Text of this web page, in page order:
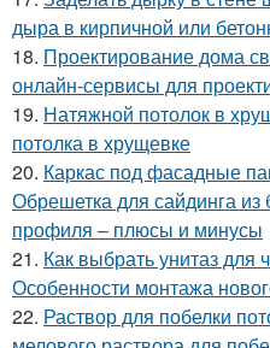
дыра в кирпичной или
18. Проектирование дома
онлайн-сервисы для
19. Натяжной потолок в
потолка в хрущевке
20. Каркас под фасадные
Обрешетка для сайдинга из
профиля – плюсы и минусы
21. Как выбрать унитаз для
Особенности монтажа
22. Раствор для побелки